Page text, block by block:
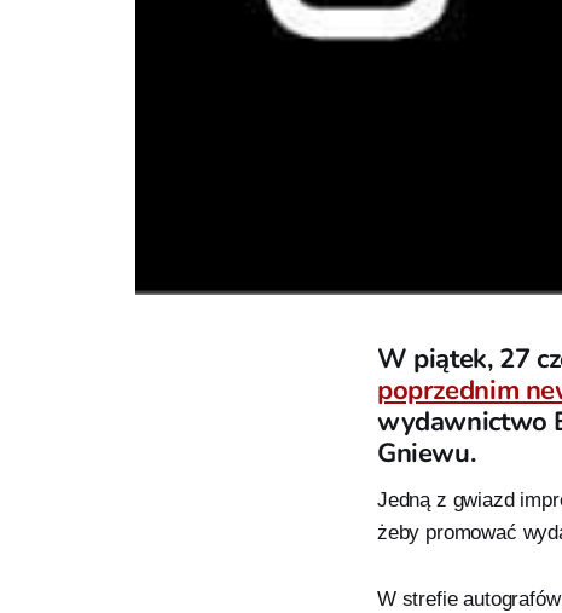
W piątek, 27
poprzednim
wydawnictwo
Gniewu.
Jedną z gwiazd
żeby promować
W strefie